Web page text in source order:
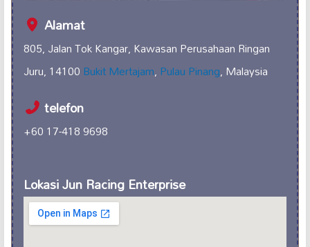
Alamat
805, Jalan Tok Kangar, Kawasan Perusahaan Ringan
Juru, 14100Bukit Mertajam,Pulau Pinang, Malaysia
telefon
+60 17-418 9698
Lokasi Jun Racing Enterprise